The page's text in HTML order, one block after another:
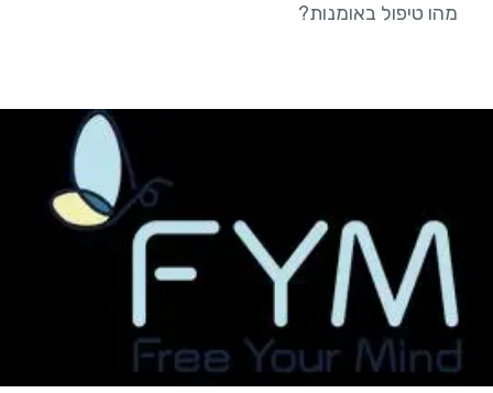
מהו טיפול באומנות?